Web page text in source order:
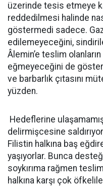
üzerinde tesis etmeye
reddedilmesi halinde
göstermedi sadece.
edilemeyeceğini,
Âlemin’e teslim
eğmeyeceğini de
ve barbarlık çıtasını
yüzden.
Hedeflerine
delirmişcesine
Filistin halkına baş
yaşıyorlar. Bunca
soykırıma rağmen
halkına karşı çok